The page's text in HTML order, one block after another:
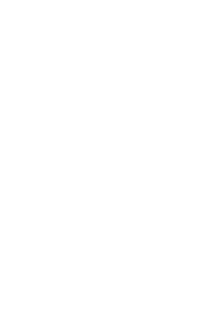
内データに基づき作成されるも
場合があることをご了承くださ
な商品です。
予定のある商品です。
品を出す予定はありません。
は確認中の商品です。
。
す。
ます。
フェニルエーテル類) : 1000ppm、